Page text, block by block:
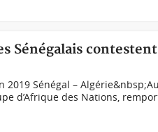
Sénégalais
2019 Sénégal –
d’Afrique des Nations,